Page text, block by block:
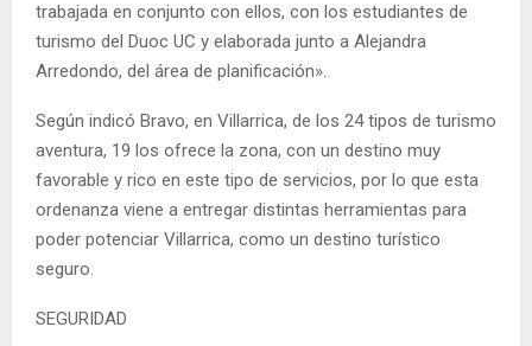
trabajada en conjunto con ellos, con los estudiantes de
turismo del Duoc UC y elaborada junto a Alejandra
Arredondo, del área de planificación».
Según indicó Bravo, en Villarrica, de los 24 tipos de turismo
aventura, 19 los ofrece la zona, con un destino muy
favorable y rico en este tipo de servicios, por lo que esta
ordenanza viene a entregar distintas herramientas para
poder potenciar Villarrica, como un destino turístico
seguro.
SEGURIDAD